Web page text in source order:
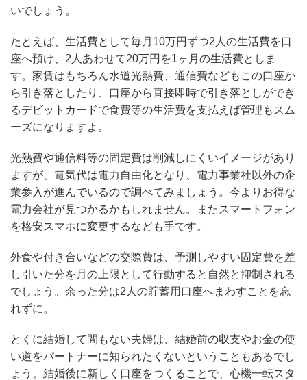
いでしょう。
たとえば、生活費として毎月10万円ずつ2人の生活費を口
座へ預け、2人あわせて20万円を1ヶ月の生活費としま
す。家賃はもちろん水道光熱費、通信費などもこの口座か
ら引き落としたり、口座から直接即時で引き落としができ
るデビットカードで食費等の生活費を支払えば管理もスム
ーズになりますよ。
光熱費や通信料等の固定費は削減しにくいイメージがあり
ますが、電気代は電力自由化となり、電力事業社以外の企
業参入が進んでいるので調べてみましょう。今よりお得な
電力会社が見つかるかもしれません。またスマートフォン
を格安スマホに変更するなども手です。
外食や付き合いなどの交際費は、予測しやすい固定費を差
し引いた分を月の上限として行動すると自然と抑制される
でしょう。余った分は2人の貯蓄用口座へまわすことを忘
れずに。
とくに結婚して間もない夫婦は、結婚前の収支やお金の使
い道をパートナーに知られたくないということもあるでし
ょう。結婚後に新しく口座をつくることで、心機一転スタ